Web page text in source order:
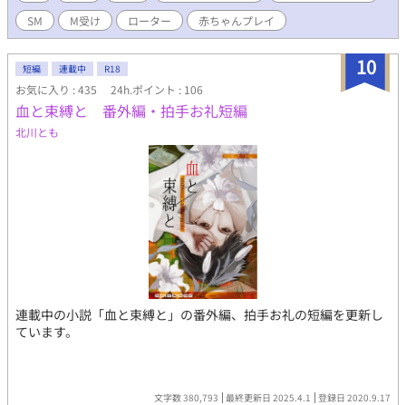
SM
M受け ローター 赤ちゃんプレイ
10
短編 連載中 R18
お気に入り : 435 24h.ポイント : 106
血と束縛と 番外編・拍手お礼短編
北川とも
連載中の小説「血と束縛と」の番外編、拍手お礼の短編を更新し
ています。
文字数 380,793 最終更新日 2025.4.1 登録日 2020.9.17